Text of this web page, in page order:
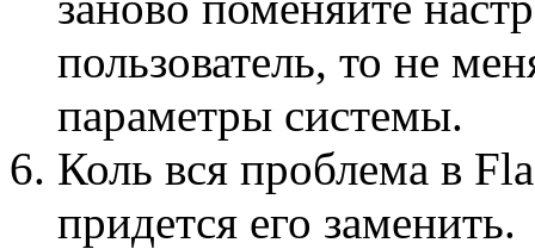
пользователь, то не
параметры системы.
Коль вся проблема в
придется его заменить.